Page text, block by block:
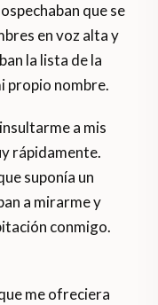
que se
en voz alta y
la lista de la
propio nombre.
a mis
rápidamente.
suponía un
a mirarme y
conmigo.
me ofreciera